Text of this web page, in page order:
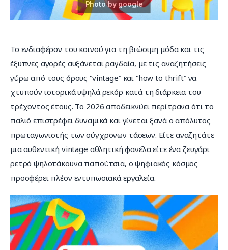
Το ενδιαφέρον του κοινού για τη βιώσιμη μόδα και τις
έξυπνες αγορές αυξάνεται ραγδαία, με τις αναζητήσεις
γύρω από τους όρους “vintage” και “how to thrift” να
χτυπούν ιστορικά υψηλά ρεκόρ κατά τη διάρκεια του
τρέχοντος έτους. Το 2026 αποδεικνύει περίτρανα ότι το
παλιό επιστρέφει δυναμικά και γίνεται ξανά ο απόλυτος
πρωταγωνιστής των σύγχρονων τάσεων. Είτε αναζητάτε
μια αυθεντική vintage αθλητική φανέλα είτε ένα ζευγάρι
ρετρό ψηλοτάκουνα παπούτσια, ο ψηφιακός κόσμος
προσφέρει πλέον εντυπωσιακά εργαλεία.